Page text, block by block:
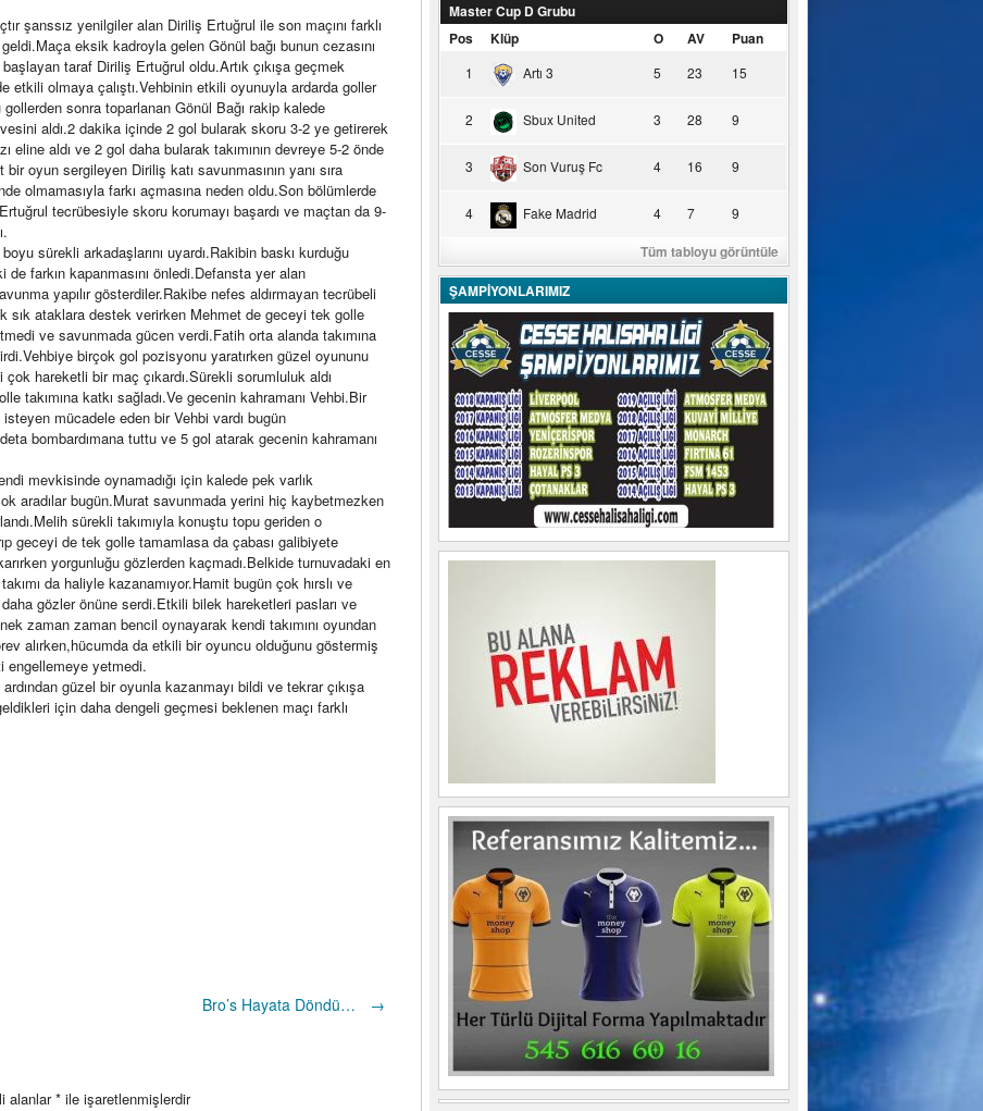
şanssız yenilgiler alan Diriliş Ertuğrul ile son maçını farklı
eksik kadroyla gelen Gönül bağı bunun cezasını
taraf Diriliş Ertuğrul oldu.Artık çıkışa geçmek
etkili olmaya çalıştı.Vehbinin etkili oyunuyla ardarda goller
sonra toparlanan Gönül Bağı rakip kalede
aldı.2 dakika içinde 2 gol bularak skoru 3-2 ye getirerek
eline aldı ve 2 gol daha bularak takımının devreye 5-2 önde
oyun sergileyen Diriliş katı savunmasının yanı sıra
olmamasıyla farkı açmasına neden oldu.Son bölümlerde
tecrübesiyle skoru korumayı başardı ve maçtan da 9-
sürekli arkadaşlarını uyardı.Rakibin baskı kurduğu
farkın kapanmasını önledi.Defansta yer alan
yapılır gösterdiler.Rakibe nefes aldırmayan tecrübeli
sık ataklara destek verirken Mehmet de geceyi tek golle
ve savunmada gücen verdi.Fatih orta alanda takımına
birçok gol pozisyonu yaratırken güzel oyununu
hareketli bir maç çıkardı.Sürekli sorumluluk aldı
takımına katkı sağladı.Ve gecenin kahramanı Vehbi.Bir
mücadele eden bir Vehbi vardı bugün
bombardımana tuttu ve 5 gol atarak gecenin kahramanı
mevkisinde oynamadığı için kalede pek varlık
aradılar bugün.Murat savunmada yerini hiç kaybetmezken
sürekli takımıyla konuştu topu geriden o
geceyi de tek golle tamamlasa da çabası galibiyete
yorgunluğu gözlerden kaçmadı.Belkide turnuvadaki en
da haliyle kazanamıyor.Hamit bugün çok hırslı ve
gözler önüne serdi.Etkili bilek hareketleri pasları ve
zaman zaman bencil oynayarak kendi takımını oyundan
alırken,hücumda da etkili bir oyuncu olduğunu göstermiş
engellemeye yetmedi.
güzel bir oyunla kazanmayı bildi ve tekrar çıkışa
için daha dengeli geçmesi beklenen maçı farklı
Bro’s Hayata Döndü… →
alanlar* ile işaretlenmişlerdir
Master Cup D Grubu
Pos
Klüp O AV Puan
1 Artı 3 5 23 15
2 Sbux United 3 28 9
3 Son Vuruş Fc 4 16 9
4 Fake Madrid 4 7 9
Tüm tabloyu görüntüle
ŞAMPİYONLARIMIZ